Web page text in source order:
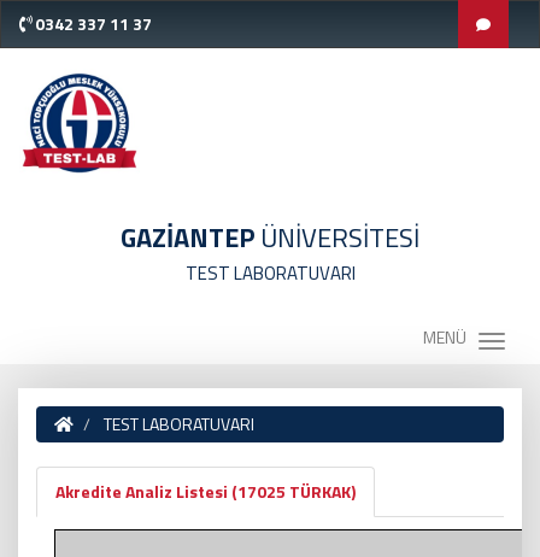
0342 337 11 37
GAZİANTEP ÜNİVERSİTESİ
TEST LABORATUVARI
MENÜ
TEST LABORATUVARI
Akredite Analiz Listesi (17025 TÜRKAK)